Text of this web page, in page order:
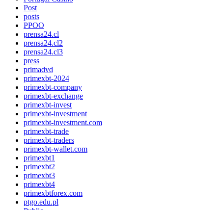
Post
posts
PPOO
prensa24.cl
prensa24.cl2
prensa24.cl3
press
primadvd
primexbt-2024
primexbt-company
primexbt-exchange
primexbt-invest
primexbt-investment
primexbt-investment.com
primexbt-trade
primexbt-traders
primexbt-wallet.com
primexbt1
primexbt2
primexbt3
primexbt4
primexbtforex.com
ptgo.edu.pl